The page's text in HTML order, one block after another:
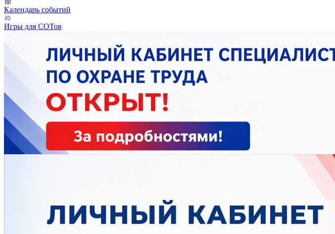
Календарь событий
Игры для СОТов